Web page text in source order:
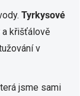
Tyrkysové
a křišťálově
v
jsme sami